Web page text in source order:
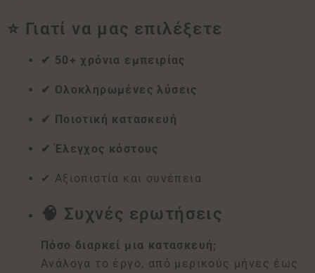
⭐ Γιατί να μας επιλέξετε
✔ 50+ χρόνια εμπειρίας
✔ Ολοκληρωμένες λύσεις
✔ Ποιοτική κατασκευή
✔ Έλεγχος κόστους
✔ Αξιοπιστία και συνέπεια
🧠 Συχνές ερωτήσεις
Πόσο διαρκεί μια κατασκευή;
Ανάλογα το έργο, από μερικούς μήνες έως